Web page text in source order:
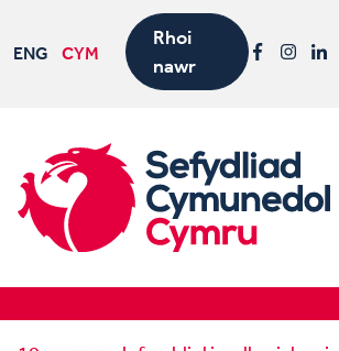
ENG CYM
Rhoi
nawr